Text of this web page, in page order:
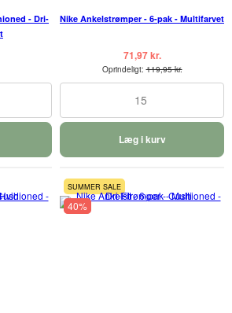
- Dri-
Nike Ankelstrømper - 6-pak - Multifarvet
71,97 kr.
Oprindeligt:119,95 kr.
15
Læg i kurv
SUMMER SALE
40%